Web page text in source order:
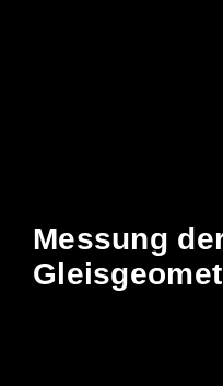
Messung